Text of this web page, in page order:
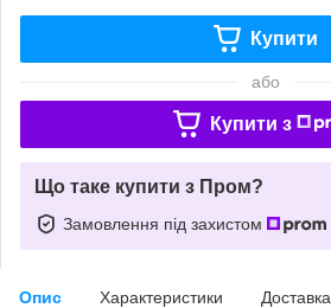
Купити
або
Купити з
Що таке купити з Пром?
Замовлення під захистом
Опис Характеристики Доставка